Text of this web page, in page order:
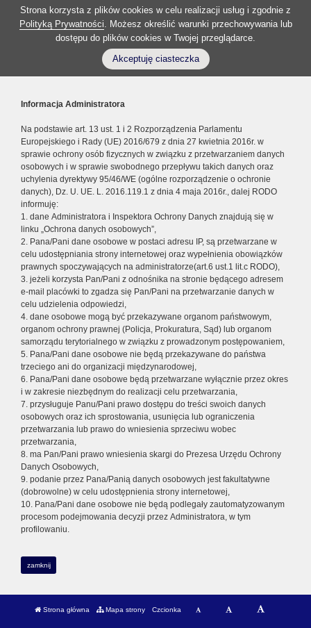
Strona korzysta z plików cookies w celu realizacji usług i zgodnie z
Polityką Prywatności. Możesz określić warunki przechowywania lub
dostępu do plików cookies w Twojej przeglądarce.
Akceptuję ciasteczka
Informacja Administratora
Na podstawie art. 13 ust. 1 i 2 Rozporządzenia Parlamentu
Europejskiego i Rady (UE) 2016/679 z dnia 27 kwietnia 2016r. w
sprawie ochrony osób fizycznych w związku z przetwarzaniem danych
osobowych i w sprawie swobodnego przepływu takich danych oraz
uchylenia dyrektywy 95/46/WE (ogólne rozporządzenie o ochronie
danych), Dz. U. UE. L. 2016.119.1 z dnia 4 maja 2016r., dalej RODO
informuję:
1. dane Administratora i Inspektora Ochrony Danych znajdują się w
linku „Ochrona danych osobowych”,
2. Pana/Pani dane osobowe w postaci adresu IP, są przetwarzane w
celu udostępniania strony internetowej oraz wypełnienia obowiązków
prawnych spoczywających na administratorze(art.6 ust.1 lit.c RODO),
3. jeżeli korzysta Pan/Pani z odnośnika na stronie będącego adresem
e-mail placówki to zgadza się Pan/Pani na przetwarzanie danych w
celu udzielenia odpowiedzi,
4. dane osobowe mogą być przekazywane organom państwowym,
organom ochrony prawnej (Policja, Prokuratura, Sąd) lub organom
samorządu terytorialnego w związku z prowadzonym postępowaniem,
5. Pana/Pani dane osobowe nie będą przekazywane do państwa
trzeciego ani do organizacji międzynarodowej,
6. Pana/Pani dane osobowe będą przetwarzane wyłącznie przez okres
i w zakresie niezbędnym do realizacji celu przetwarzania,
7. przysługuje Panu/Pani prawo dostępu do treści swoich danych
osobowych oraz ich sprostowania, usunięcia lub ograniczenia
przetwarzania lub prawo do wniesienia sprzeciwu wobec
przetwarzania,
8. ma Pan/Pani prawo wniesienia skargi do Prezesa Urzędu Ochrony
Danych Osobowych,
9. podanie przez Pana/Panią danych osobowych jest fakultatywne
(dobrowolne) w celu udostępnienia strony internetowej,
10. Pana/Pani dane osobowe nie będą podlegały zautomatyzowanym
procesom podejmowania decyzji przez Administratora, w tym
profilowaniu.
zamknij
Strona główna Mapa strony Czcionka